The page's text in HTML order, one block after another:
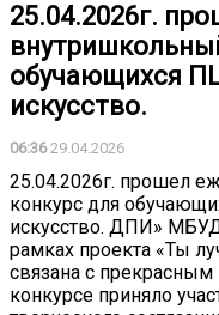
25.04.2026г.
обучающихся
искусство.
06:3629.04.2026
25.04.2026г. прошел
конкурс для
искусство. ДПИ»
рамках проекта «Ты
связана с
конкурсе приняло